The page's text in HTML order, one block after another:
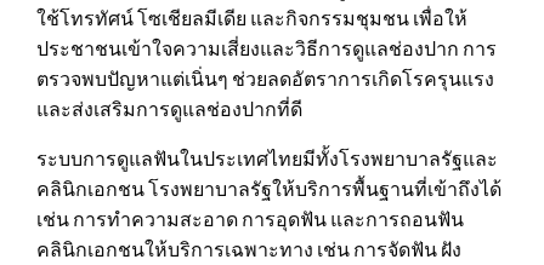
ใช้โทรทัศน์ โซเชียลมีเดีย และกิจกรรมชุมชน เพื่อให้
ประชาชนเข้าใจความเสี่ยงและวิธีการดูแลช่องปาก การ
ตรวจพบปัญหาแต่เนิ่นๆ ช่วยลดอัตราการเกิดโรครุนแรง
และส่งเสริมการดูแลช่องปากที่ดี
ระบบการดูแลฟันในประเทศไทยมีทั้งโรงพยาบาลรัฐและ
คลินิกเอกชน โรงพยาบาลรัฐให้บริการพื้นฐานที่เข้าถึงได้
เช่น การทำความสะอาด การอุดฟัน และการถอนฟัน
คลินิกเอกชนให้บริการเฉพาะทาง เช่น การจัดฟัน ฝัง